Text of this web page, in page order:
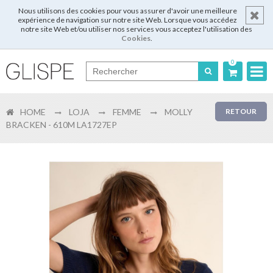
Nous utilisons des cookies pour vous assurer d'avoir une meilleure
expérience de navigation sur notre site Web. Lorsque vous accédez
notre site Web et/ou utiliser nos services vous acceptez l'utilisation des
Cookies.
0
English
Français
Login
Enregistrer
RETOUR
HOME LOJA FEMME
MOLLY
BRACKEN - 610M LA1727EP